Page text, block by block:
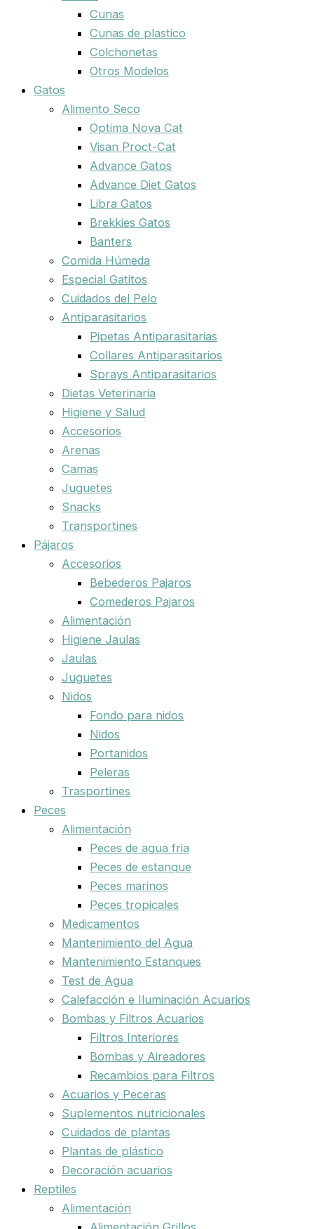
Cunas
Cunas de plastico
Colchonetas
Otros Modelos
Gatos
Alimento Seco
Optima Nova Cat
Visan Proct-Cat
Advance Gatos
Advance Diet Gatos
Libra Gatos
Brekkies Gatos
Banters
Comida Húmeda
Especial Gatitos
Cuidados del Pelo
Antiparasitarios
Pipetas Antiparasitarias
Collares Antiparasitarios
Sprays Antiparasitarios
Dietas Veterinaria
Higiene y Salud
Accesorios
Arenas
Camas
Juguetes
Snacks
Transportines
Pájaros
Accesorios
Bebederos Pajaros
Comederos Pajaros
Alimentación
Higiene Jaulas
Jaulas
Juguetes
Nidos
Fondo para nidos
Nidos
Portanidos
Peleras
Trasportines
Peces
Alimentación
Peces de agua fria
Peces de estanque
Peces marinos
Peces tropicales
Medicamentos
Mantenimiento del Agua
Mantenimiento Estanques
Test de Agua
Calefacción e Iluminación Acuarios
Bombas y Filtros Acuarios
Filtros Interiores
Bombas y Aireadores
Recambios para Filtros
Acuarios y Peceras
Suplementos nutricionales
Cuidados de plantas
Plantas de plástico
Decoración acuarios
Reptiles
Alimentación